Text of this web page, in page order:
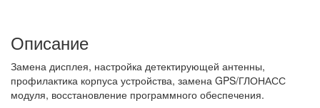
Описание
Замена дисплея, настройка детектирующей антенны,
профилактика корпуса устройства, замена GPS/ГЛОНАСС
модуля, восстановление программного обеспечения.